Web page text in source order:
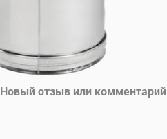
Новый отзыв или комментарий